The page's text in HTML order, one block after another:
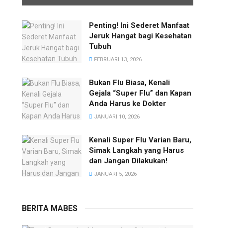
Penting! Ini Sederet Manfaat
Jeruk Hangat bagi Kesehatan
Tubuh
FEBRUARI 13, 2026
Bukan Flu Biasa, Kenali
Gejala “Super Flu” dan Kapan
Anda Harus ke Dokter
JANUARI 10, 2026
Kenali Super Flu Varian Baru,
Simak Langkah yang Harus
dan Jangan Dilakukan!
JANUARI 5, 2026
BERITA MABES